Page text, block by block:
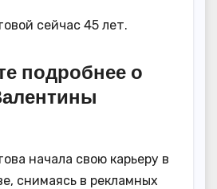
сейчас 45 лет.
подробнее о
начала свою карьеру в
снимаясь в рекламных